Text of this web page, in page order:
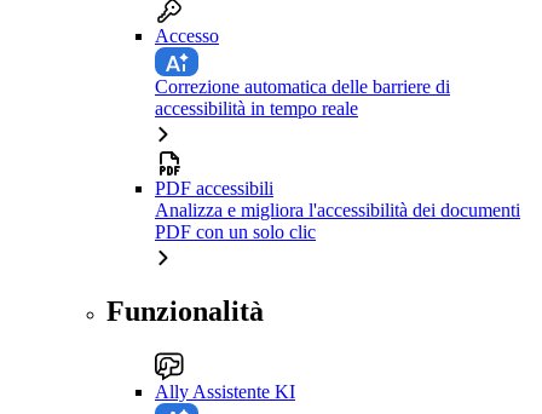
Accesso
Correzione automatica delle barriere di
accessibilità in tempo reale
PDF accessibili
Analizza e migliora l'accessibilità dei documenti
PDF con un solo clic
Funzionalità
Ally Assistente KI